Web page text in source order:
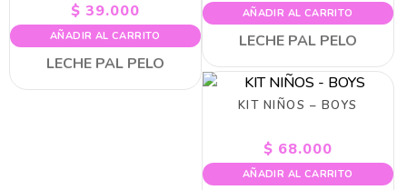
$ 39.000
AÑADIR AL CARRITO
LECHE PAL PELO
AÑADIR AL CARRITO
LECHE PAL PELO
KIT NIÑOS – BOYS
$ 68.000
AÑADIR AL CARRITO